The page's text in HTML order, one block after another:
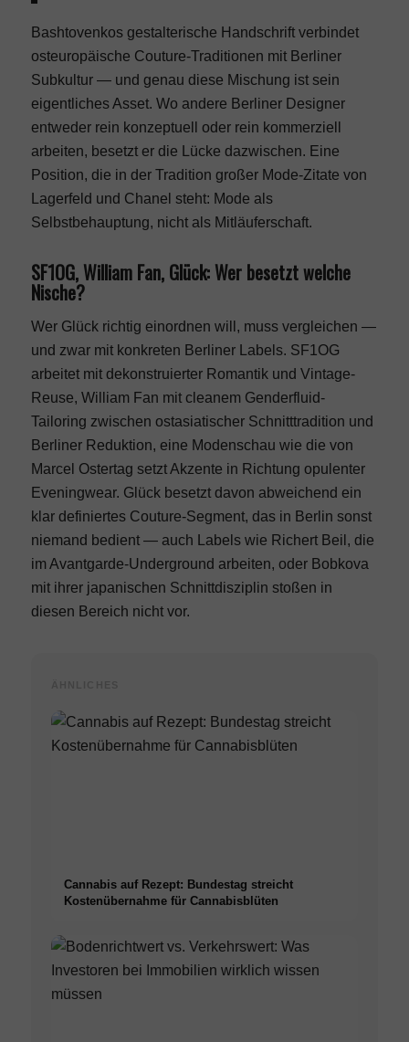
Bashtovenkos gestalterische Handschrift verbindet
osteuropäische Couture-Traditionen mit Berliner
Subkultur — und genau diese Mischung ist sein
eigentliches Asset. Wo andere Berliner Designer
entweder rein konzeptuell oder rein kommerziell
arbeiten, besetzt er die Lücke dazwischen. Eine
Position, die in der Tradition großer Mode-Zitate von
Lagerfeld und Chanel steht: Mode als
Selbstbehauptung, nicht als Mitläuferschaft.
SF1OG, William Fan, Glück: Wer besetzt welche
Nische?
Wer Glück richtig einordnen will, muss vergleichen —
und zwar mit konkreten Berliner Labels. SF1OG
arbeitet mit dekonstruierter Romantik und Vintage-
Reuse, William Fan mit cleanem Genderfluid-
Tailoring zwischen ostasiatischer Schnitttradition und
Berliner Reduktion, eine Modenschau wie die von
Marcel Ostertag setzt Akzente in Richtung opulenter
Eveningwear. Glück besetzt davon abweichend ein
klar definiertes Couture-Segment, das in Berlin sonst
niemand bedient — auch Labels wie Richert Beil , die
im Avantgarde-Underground arbeiten, oder Bobkova
mit ihrer japanischen Schnittdisziplin stoßen in
diesen Bereich nicht vor.
Cannabis auf Rezept: Bundestag streicht
Kostenübernahme für Cannabisblüten